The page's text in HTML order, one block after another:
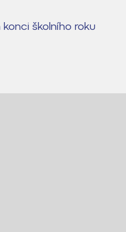
konci školního roku